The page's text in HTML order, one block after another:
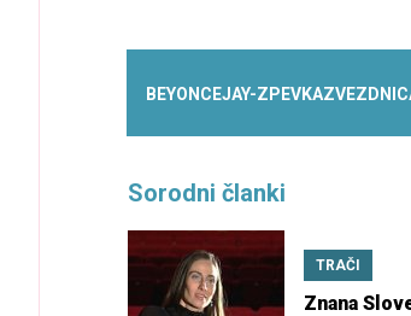
BEYONCEJAY-Z PEVKA
Sorodni članki
TRAČI
Znana